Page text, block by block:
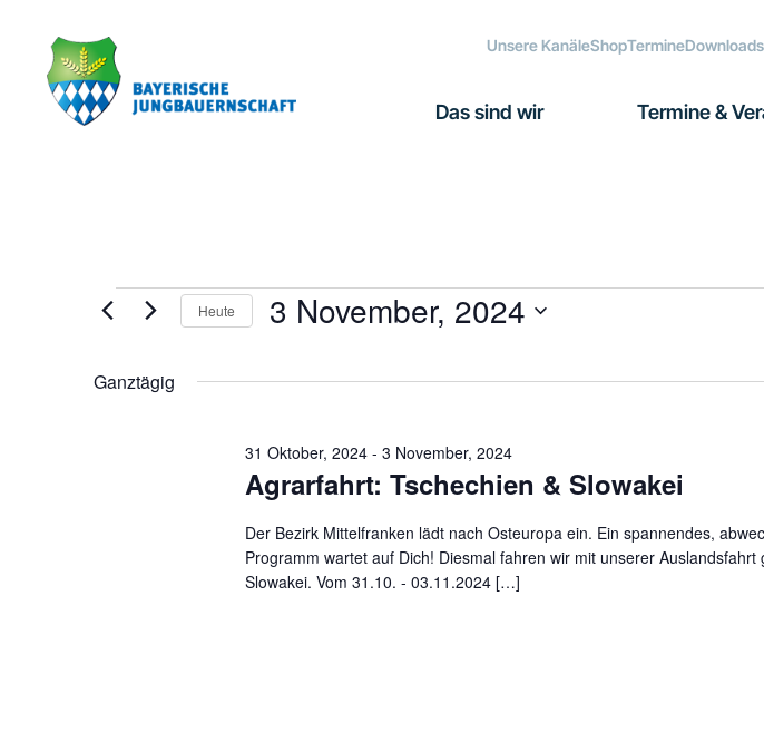
Hauptnavigation
springen
springen
Fußzeile
springen
Unsere KanäleShopTermineDownloads
Das sind wir Termine &
Veranstaltungen
für
November,
Heute 3 November, 2024
wählen.
Ganztägig
Agrarfahrt: Tschechien & Slowakei
31 Oktober, 2024- 3 November, 2024
Der Bezirk Mittelfranken lädt nach Osteuropa ein. Ein spannendes,
Programm wartet auf Dich! Diesmal fahren wir mit unserer Auslandsfahrt
Slowakei. Vom 31.10. - 03.11.2024 […]